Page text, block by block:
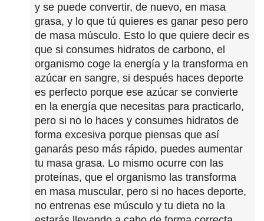
y se puede convertir, de nuevo, en masa
grasa, y lo que tú quieres es ganar peso pero
de masa músculo. Esto lo que quiere decir es
que si consumes hidratos de carbono, el
organismo coge la energía y la transforma en
azúcar en sangre, si después haces deporte
es perfecto porque ese azúcar se convierte
en la energía que necesitas para practicarlo,
pero si no lo haces y consumes hidratos de
forma excesiva porque piensas que así
ganarás peso más rápido, puedes aumentar
tu masa grasa. Lo mismo ocurre con las
proteínas, que el organismo las transforma
en masa muscular, pero si no haces deporte,
no entrenas ese músculo y tu dieta no la